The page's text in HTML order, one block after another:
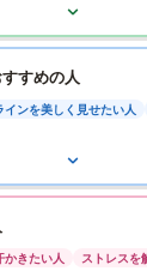
すめの人
インを美しく見せたい人
かきたい人 ストレスを